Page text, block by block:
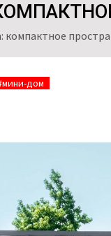
компактное
дом